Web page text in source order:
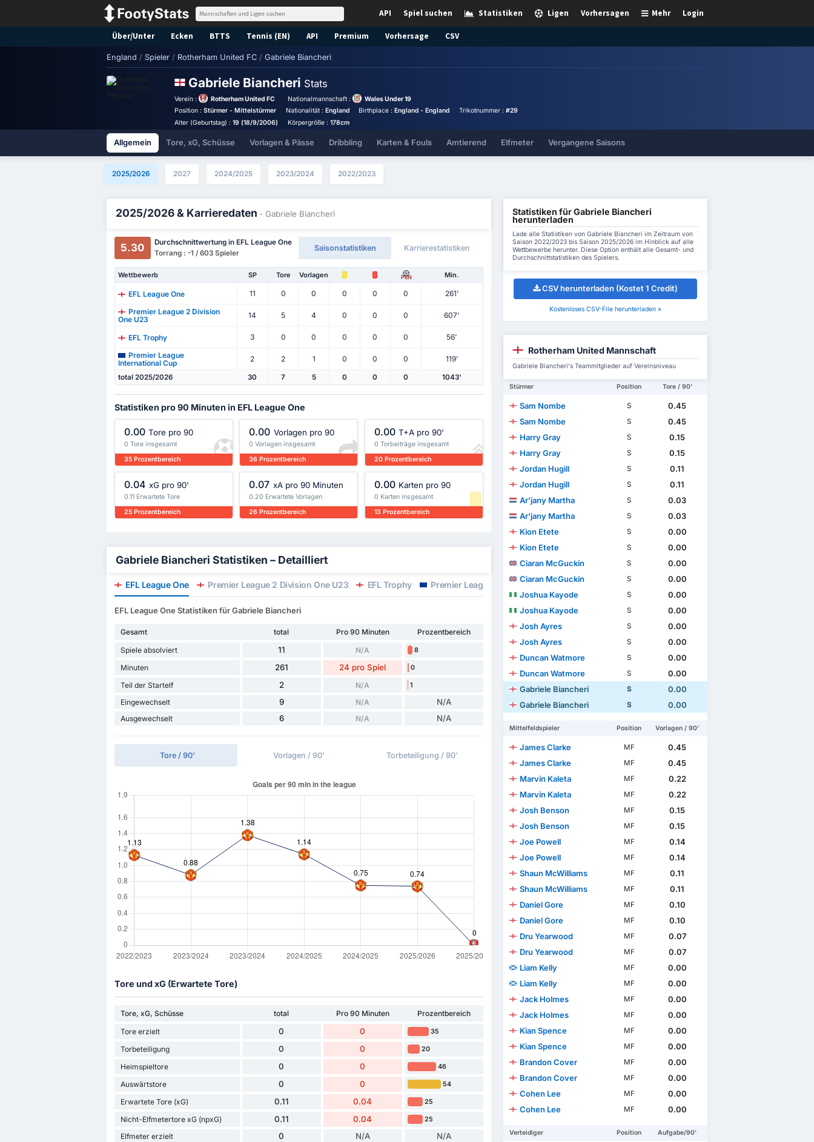
Login
Mehr
Vorhersagen
Ligen
Statistiken
Spiel suchen
API
Über/Unter Ecken BTTS Tennis (EN) API Premium Vorhersage CSV
England / Spieler / Rotherham United FC / Gabriele Biancheri
Gabriele Biancheri Stats
Verein : Rotherham United FC Nationalmannschaft :
Wales Under 19
Position :Stürmer - Mittelstürmer Nationalität : England Birthplace :England - England Trikotnummer : #29
Alter (Geburtstag) :19 (18/9/2006) Körpergröße : 178cm
Allgemein Tore, xG, Schüsse Vorlagen & Pässe Dribbling Karten & Fouls Amtierend Elfmeter Vergangene Saisons
2025/2026 2027 2024/2025 2023/2024 2022/2023
2025/2026 & Karrieredaten - Gabriele Biancheri
5.30
Durchschnittwertung in EFL League One
Torrang : -1 / 603 Spieler
Saisonstatistiken Karrierestatistiken
Wettbewerb SP Tore Vorlagen PEN Min.
EFL League One 11 0 0 0 0 0
261'
Premier League 2 Division
One U23
14 5 4 0 0 0 607'
EFL Trophy 3 0 0 0 0 0
56'
Premier League
International Cup
2 2 1 0 0 0 119'
total 2025/2026 30 7 5 0 0 0 1043'
Statistiken pro 90 Minuten in EFL League One
0.00 Tore pro 90
0 Tore insgesamt
35 Prozentbereich
0.00 Vorlagen pro 90
0 Vorlagen insgesamt
36 Prozentbereich
0.00 T+A pro 90'
0 Torbeiträge insgesamt
20 Prozentbereich
0.04 xG pro 90'
0.11 Erwartete Tore
25 Prozentbereich
0.07 xA pro 90 Minuten
0.20 Erwartete Vorlagen
26 Prozentbereich
0.00 Karten pro 90
0 Karten insgesamt
13 Prozentbereich
Gabriele Biancheri Statistiken – Detailliert
EFL League One Premier League 2 Division One U23 EFL Trophy Premier League International Cup
EFL League One Statistiken für Gabriele Biancheri
Gesamt total Pro 90 Minuten
Prozentbereich
Spiele absolviert
11 N/A 8
Minuten 261 24 pro Spiel 0
Teil der Startelf 2 N/A 1
Eingewechselt 9 N/A N/A
Ausgewechselt 6 N/A N/A
Tore / 90' Vorlagen / 90' Torbeteiligung / 90'
Tore und xG (Erwartete Tore)
Tore, xG, Schüsse total Pro 90 Minuten
Prozentbereich
Tore erzielt
0 0 35
Torbeteiligung 0 0 20
Heimspieltore 0 0 46
Auswärtstore 0 0 54
Erwartete Tore (xG) 0.11 0.04 25
Nicht-Elfmetertore xG (npxG) 0.11 0.04 25
Elfmeter erzielt 0 N/A N/A
Statistiken für Gabriele Biancheri
herunterladen
Lade alle Statistiken von Gabriele Biancheri im Zeitraum von
Saison 2022/2023 bis Saison 2025/2026 im Hinblick auf alle
Wettbewerbe herunter. Diese Option enthält alle Gesamt- und
Durchschnittstatistiken des Spielers.
CSV herunterladen (Kostet 1 Credit)
Kostenloses CSV-File herunterladen »
Rotherham United Mannschaft
Gabriele Biancheri's Teammitglieder auf Vereinsniveau
Stürmer Position Tore / 90'
Sam Nombe S
0.45
Sam Nombe
S
0.45
Harry Gray
S
0.15
Harry Gray
S
0.15
Jordan Hugill
S
0.11
Jordan Hugill
S
0.11
Ar'jany Martha
S
0.03
Ar'jany Martha
S
0.03
Kion Etete
S
0.00
Kion Etete
S
0.00
Ciaran McGuckin
S
0.00
Ciaran McGuckin
S
0.00
Joshua Kayode
S
0.00
Joshua Kayode
S
0.00
Josh Ayres
S
0.00
Josh Ayres
S
0.00
Duncan Watmore
S
0.00
Duncan Watmore
S
0.00
Gabriele Biancheri
S
0.00
Gabriele Biancheri
S 0.00
Mittelfeldspieler Position Vorlagen / 90'
James Clarke MF
0.45
James Clarke
MF
0.45
Marvin Kaleta
MF
0.22
Marvin Kaleta
MF
0.22
Josh Benson
MF
0.15
Josh Benson
MF
0.15
Joe Powell
MF
0.14
Joe Powell
MF
0.14
Shaun McWilliams
MF
0.11
Shaun McWilliams
MF
0.11
Daniel Gore
MF
0.10
Daniel Gore
MF
0.10
Dru Yearwood
MF
0.07
Dru Yearwood
MF
0.07
Liam Kelly
MF
0.00
Liam Kelly
MF
0.00
Jack Holmes
MF
0.00
Jack Holmes
MF
0.00
Kian Spence
MF
0.00
Kian Spence
MF
0.00
Brandon Cover
MF
0.00
Brandon Cover
MF
0.00
Cohen Lee
MF
0.00
Cohen Lee
MF 0.00
Verteidiger Position Aufgabe/90'